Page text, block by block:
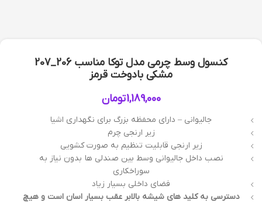
کنسول وسط چرمی مدل توکا مناسب 206_207
مشکی بادوخت قرمز
1,189,000تومان
جالیوانی – دارای محفظه بزرگ برای نگهداری اشیا
زیر ارنجی چرم
زیر ارنجی قابلیت تنظیم به صورت کشویی
نصب داخل جالیوانی وسط بین صندلی ها بدون نیاز به
سوراخکاری
فضای داخلی بسیار زیاد
دسترسی به کلید های شیشه بالابر عقب بسیار اسان است و هیچ